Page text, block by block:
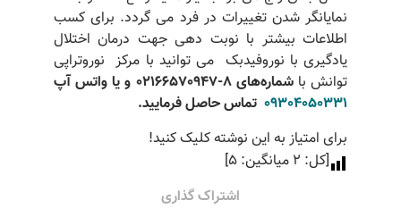
نمایانگر شدن تغییرات در فرد می گردد. برای کسب
اطلاعات بیشتر با نوبت دهی جهت درمان اختلال
یادگیری با نوروفیدبک می توانید با مرکز نوروتراپی
توانش باشماره‌های 8-02166570947 و یا واتس آپ
09304050331 تماس حاصل فرمایید.
برای امتیاز به این نوشته کلیک کنید!
[کل:2 میانگین:5
]
اشتراک گذاری